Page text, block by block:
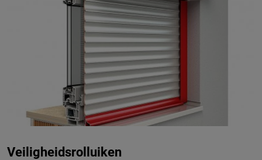
Veiligheidsrolluiken